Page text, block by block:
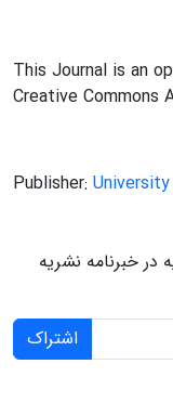
This Journal is an
Creative Commons
Publisher:
در خبرنامه نشریه
اشتراک